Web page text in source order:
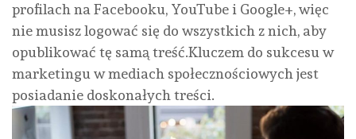
profilach na Facebooku, YouTube i Google+, więc
nie musisz logować się do wszystkich z nich, aby
opublikować tę samą treść.Kluczem do sukcesu w
marketingu w mediach społecznościowych jest
posiadanie doskonałych treści.